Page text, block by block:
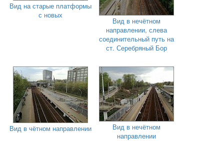
Вид на старые платформы
с новых
Вид в нечётном
направлении, слева
соединительный путь на
ст. Серебряный Бор
Вид в чётном направлении
Вид в нечётном
направлении